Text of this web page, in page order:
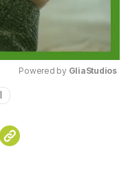
Powered by GliaStudios